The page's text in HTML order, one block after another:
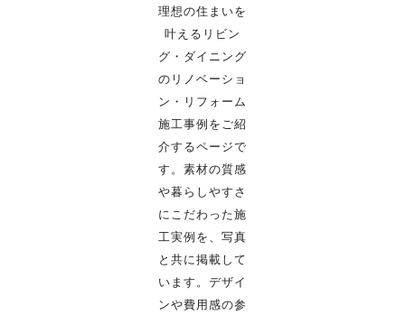
理想の住まいを
叶えるリビン
グ・ダイニング
のリノベーショ
ン・リフォーム
施工事例をご紹
介するページで
す。 素材の質感
や暮らしやすさ
にこだわった施
工実例を、写真
と共に掲載して
います。 デザイ
ンや費用感の参